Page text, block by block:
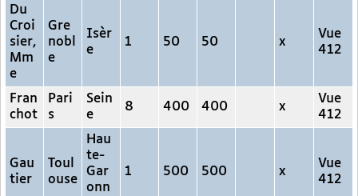
Du
Croi
sier,
Mm
e
Gre
nobl
e
Isèr
e
1 50 50 x
Vue
412
Fran
chot
Pari
s
Sein
e
8 400 400 x
Vue
412
Gau
tier
Toul
ouse
Hau
te-
Gar
onn
1 500 500 x
Vue
412